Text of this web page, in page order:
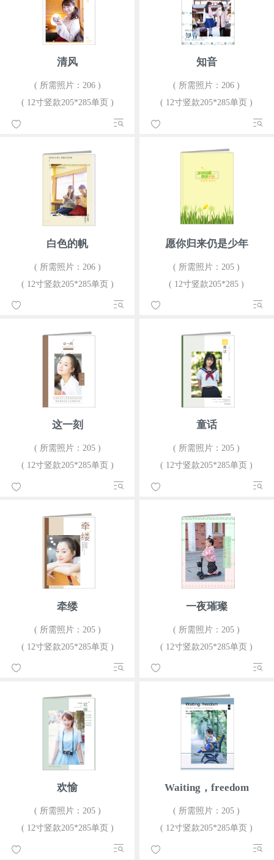
清风
( 所需照片：206 )
( 12寸竖款205*285单页 )
知音
( 所需照片：206 )
( 12寸竖款205*285单页 )
白色的帆
( 所需照片：206 )
( 12寸竖款205*285单页 )
愿你归来仍是少年
( 所需照片：205 )
( 12寸竖款205*285 )
这一刻
( 所需照片：205 )
( 12寸竖款205*285单页 )
童话
( 所需照片：205 )
( 12寸竖款205*285单页 )
牵缕
( 所需照片：205 )
( 12寸竖款205*285单页 )
一夜璀璨
( 所需照片：205 )
( 12寸竖款205*285单页 )
欢愉
( 所需照片：205 )
( 12寸竖款205*285单页 )
Waiting，freedom
( 所需照片：205 )
( 12寸竖款205*285单页 )